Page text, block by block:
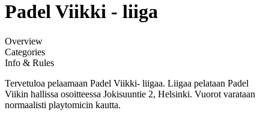
Padel Viikki - liiga
Overview
Categories
Info & Rules
Tervetuloa pelaamaan Padel Viikki- liigaa. Liigaa pelataan Padel
Viikin hallissa osoitteessa Jokisuuntie 2, Helsinki. Vuorot varataan
normaalisti playtomicin kautta.